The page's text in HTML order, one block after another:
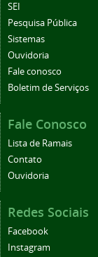
SEI
Pesquisa Pública
Sistemas
Ouvidoria
Fale conosco
Boletim de Serviços
Fale Conosco
Lista de Ramais
Contato
Ouvidoria
Redes Sociais
Facebook
Instagram